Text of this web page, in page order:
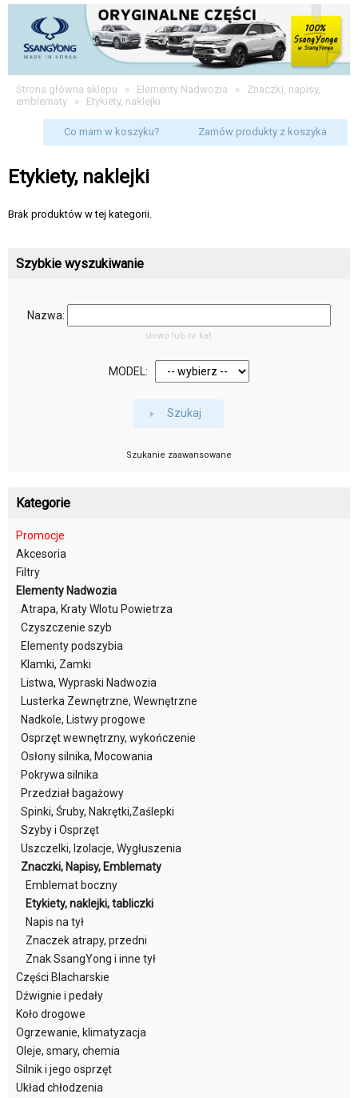
Strona główna sklepu » Elementy Nadwozia » Znaczki, napisy,
emblematy » Etykiety, naklejki
Co mam w koszyku? Zamów produkty z koszyka
Etykiety, naklejki
Brak produktów w tej kategorii.
Szybkie wyszukiwanie
Nazwa:
słowo lub nr kat.
MODEL:
Szukaj
Szukanie zaawansowane
Kategorie
Promocje
Akcesoria
Filtry
Elementy Nadwozia
Atrapa, Kraty Wlotu Powietrza
Czyszczenie szyb
Elementy podszybia
Klamki, Zamki
Listwa, Wypraski Nadwozia
Lusterka Zewnętrzne, Wewnętrzne
Nadkole, Listwy progowe
Osprzęt wewnętrzny, wykończenie
Osłony silnika, Mocowania
Pokrywa silnika
Przedział bagażowy
Spinki, Śruby, Nakrętki,Zaślepki
Szyby i Osprzęt
Uszczelki, Izolacje, Wygłuszenia
Znaczki, Napisy, Emblematy
Emblemat boczny
Etykiety, naklejki, tabliczki
Napis na tył
Znaczek atrapy, przedni
Znak SsangYong i inne tył
Części Blacharskie
Dźwignie i pedały
Koło drogowe
Ogrzewanie, klimatyzacja
Oleje, smary, chemia
Silnik i jego osprzęt
Układ chłodzenia